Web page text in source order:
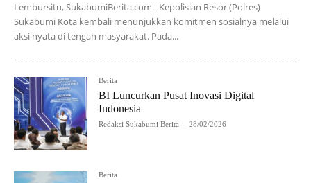
Lembursitu, SukabumiBerita.com - Kepolisian Resor (Polres)
Sukabumi Kota kembali menunjukkan komitmen sosialnya melalui
aksi nyata di tengah masyarakat. Pada...
Berita
BI Luncurkan Pusat Inovasi Digital
Indonesia
Redaksi Sukabumi Berita - 28/02/2026
Berita